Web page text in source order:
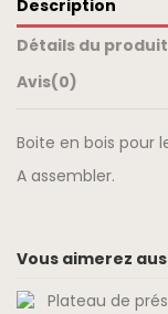
Description
Détails du produit
Avis(0)
Boite en bois pour
A assembler.
Vous aimerez